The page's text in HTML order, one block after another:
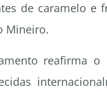
de caramelo e
Mineiro.
reafirma o